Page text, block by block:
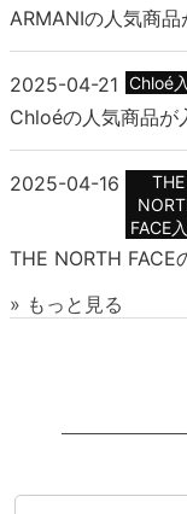
ARMANIの人気商品
2025-04-21 Chloé
Chloéの人気商品が
2025-04-16
THE
FACE
THE NORTH FACE
» もっと見る